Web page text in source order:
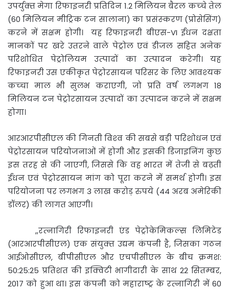
उपर्युक्‍त मेगा रिफाइनरी प्रतिदिन 1.2 मिलियन बैरल कच्‍चे तेल
(60 मिलियन मीट्रिक टन सालाना) का प्रसंस्‍करण (प्रोसेसिंग)
करने में सक्षम होगी। यह रिफाइनरी बीएस-VI ईंधन दक्षता
मानकों पर खरे उतरने वाले पेट्रोल एवं डीजल सहित अनेक
परिशोधित पेट्रोलियम उत्‍पादों का उत्‍पादन करेगी। यह
रिफाइनरी उस एकीकृत पेट्रोरसायन परिसर के लिए आवश्‍यक
कच्‍चा माल भी सुलभ कराएगी, जो प्रति वर्ष लगभग 18
मिलियन टन पेट्रोरसायन उत्‍पादों का उत्‍पादन करने में सक्षम
होगा।
आरआरपीसीएल की गिनती विश्‍व की सबसे बड़ी परिशोधन एवं
पेट्रोरसायन परियोजनाओं में होगी और इसकी डिजाइनिंग कुछ
इस तरह से की जाएगी, जिससे कि वह भारत में तेजी से बढ़ती
ईंधन एवं पेट्रोरसायन मांग को पूरा करने में समर्थ होगी। इस
परियोजना पर लगभग 3 लाख करोड़ रुपये (44 अरब अमेरिकी
डॉलर) की लागत आएगी।
,,रत्‍नागिरी रिफाइनरी एंड पेट्रोकेमिकल्‍स लिमिटेड
(आरआरपीसीएल) एक संयुक्‍त उद्यम कंप‍नी है, जिसका गठन
आईओसीएल, बीपीसीएल और एचपीसीएल के बीच क्रमश:
50:25:25 प्रतिशत की इक्विटी भागीदारी के साथ 22 सितम्‍बर,
2017 को हुआ था। इस कंपनी को महाराष्‍ट्र के रत्‍नागिरी में 60